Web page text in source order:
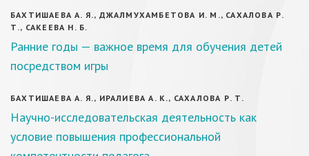
БАХТИШАЕВА А. Я., ДЖАЛМУХАМБЕТОВА И. М., САХАЛОВА Р.
Т., САКЕЕВА Н. Б.
Ранние годы — важное время для обучения детей
посредством игры
БАХТИШАЕВА А. Я., ИРАЛИЕВА А. К., САХАЛОВА Р. Т.
Научно-исследовательская деятельность как
условие повышения профессиональной